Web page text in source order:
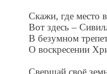
Скажи, где место
Вот здесь –
В безумном
О воскресении